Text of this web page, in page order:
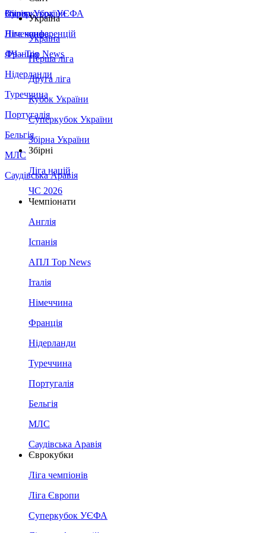
Збірна України
Італія
Німеччина
Франція
Нідерланди
Туреччина
Португалія
Бельгія
МЛС
Саудівська Аравія
Суперкубок УЄФА
Ліга конференцій
ЛЧ - Top News
Україна
Україна
Перша ліга
Друга ліга
Кубок України
Суперкубок України
Збірна України
Збірні
Ліга націй
ЧС 2026
Чемпіонати
Англія
Іспанія
АПЛ Top News
Італія
Німеччина
Франція
Нідерланди
Туреччина
Португалія
Бельгія
МЛС
Саудівська Аравія
Єврокубки
Ліга чемпіонів
Ліга Європи
Суперкубок УЄФА